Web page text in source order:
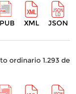
XML JSON
ordinario 1.293 de